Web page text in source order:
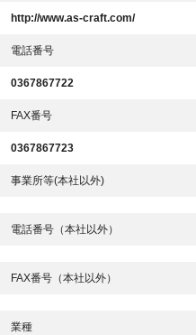
http://www.as-craft.com/
電話番号
0367867722
FAX番号
0367867723
事業所等(本社以外)
電話番号（本社以外）
FAX番号（本社以外）
業種